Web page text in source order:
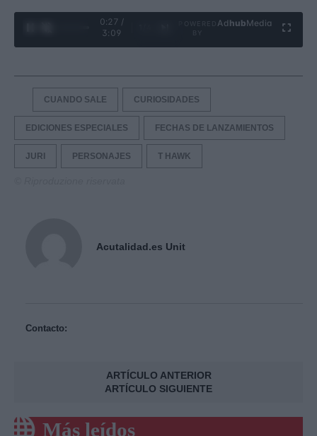
0:28 /
3:09
Ad hubMedia
CUANDO SALE CURIOSIDADES
EDICIONES ESPECIALES FECHAS DE LANZAMIENTOS
JURI PERSONAJES T HAWK
Acutalidad.es Unit
Contacto:
ARTÍCULO ANTERIOR
ARTÍCULO SIGUIENTE
Más leídos